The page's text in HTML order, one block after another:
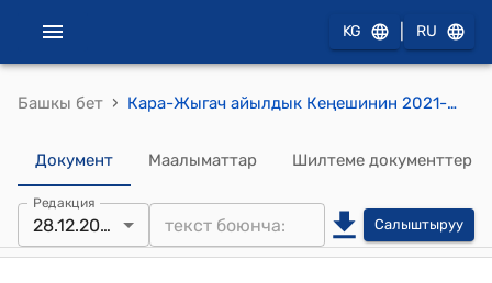
KG RU
Башкы бет › Кара-Жыгач айылдык Кеңешинин 2021-жылдын 28-декабрындагы № 31/5 "Кара-Жыгач айыл өкмөтүнүн 2019- 2022-жылдарга социалдык-экономикалык өнүгүү долбооруна өзгөртүүлөрдү киргизүү жөнүндө" токтому
Документ Маалыматтар Шилтеме документтер
Редакция
28.12.2021 Салыштыруу